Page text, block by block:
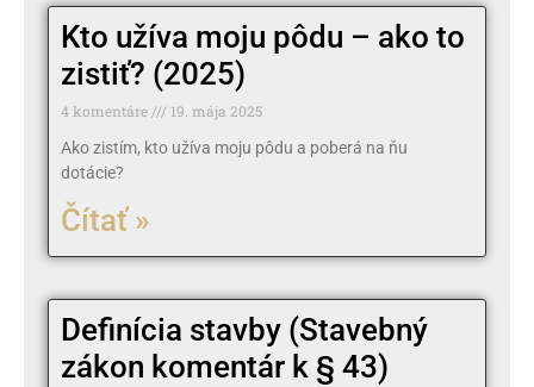
Kto užíva moju pôdu – ako to
zistiť? (2025)
4 komentáre
19. mája 2025
Ako zistím, kto užíva moju pôdu a poberá na ňu
dotácie?
Čítať »
Definícia stavby (Stavebný
zákon komentár k § 43)